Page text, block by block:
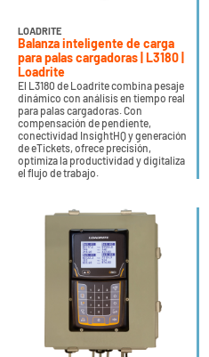
LOADRITE
Balanza inteligente de carga
para palas cargadoras | L3180 |
Loadrite
El L3180 de Loadrite combina pesaje
dinámico con análisis en tiempo real
para palas cargadoras. Con
compensación de pendiente,
conectividad InsightHQ y generación
de eTickets, ofrece precisión,
optimiza la productividad y digitaliza
el flujo de trabajo.